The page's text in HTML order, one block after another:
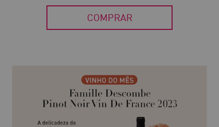
COMPRAR